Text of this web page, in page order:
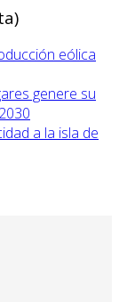
eólica
genere su
a la isla de